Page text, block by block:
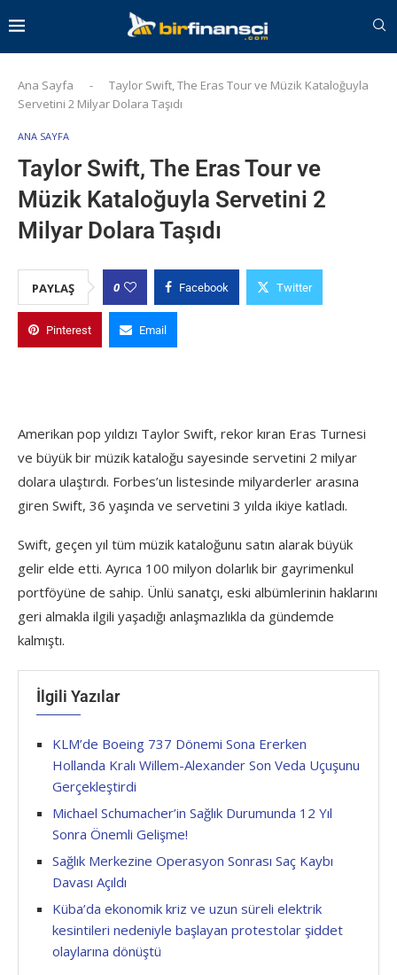
Ana Sayfa -
Taylor Swift, The Eras Tour ve Müzik Kataloğuyla
Servetini 2 Milyar Dolara Taşıdı
ANA SAYFA
Taylor Swift, The Eras Tour ve
Müzik Kataloğuyla Servetini 2
Milyar Dolara Taşıdı
PAYLAŞ 0 Facebook Twitter
Pinterest Email
Amerikan pop yıldızı Taylor Swift, rekor kıran Eras Turnesi
ve büyük bir müzik kataloğu sayesinde servetini 2 milyar
dolara ulaştırdı. Forbes’un listesinde milyarderler arasına
giren Swift, 36 yaşında ve servetini 3 yılda ikiye katladı.
Swift, geçen yıl tüm müzik kataloğunu satın alarak büyük
gelir elde etti. Ayrıca 100 milyon dolarlık bir gayrimenkul
portföyüne de sahip. Ünlü sanatçı, eski albümlerinin haklarını
geri almakla ilgili yaşadığı anlaşmazlıkla da gündemde
kalmıştı.
İlgili Yazılar
KLM’de Boeing 737 Dönemi Sona Ererken
Hollanda Kralı Willem-Alexander Son Veda Uçuşunu
Gerçekleştirdi
Michael Schumacher’in Sağlık Durumunda 12 Yıl
Sonra Önemli Gelişme!
Sağlık Merkezine Operasyon Sonrası Saç Kaybı
Davası Açıldı
Küba’da ekonomik kriz ve uzun süreli elektrik
kesintileri nedeniyle başlayan protestolar şiddet
olaylarına dönüştü